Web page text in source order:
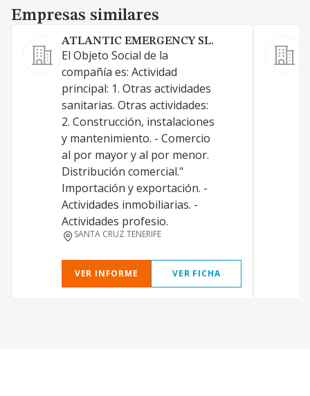
Empresas similares
Empresas similares
ATLANTIC EMERGENCY SL.
El Objeto Social de la
compañía es: Actividad
principal: 1. Otras actividades
sanitarias. Otras actividades:
2. Construcción, instalaciones
y mantenimiento. - Comercio
al por mayor y al por menor.
Distribución comercial."
Importación y exportación. -
Actividades inmobiliarias. -
Actividades profesio.
SANTA CRUZ TENERIFE
VER INFORME VER FICHA